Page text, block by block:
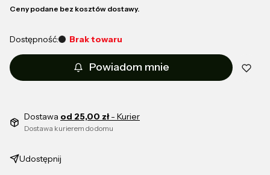
Ceny podane bez kosztów dostawy.
Dostępność: Brak towaru
Powiadom mnie
Dostawa od 25,00 zł- Kurier
Dostawa kurierem do domu
Udostępnij